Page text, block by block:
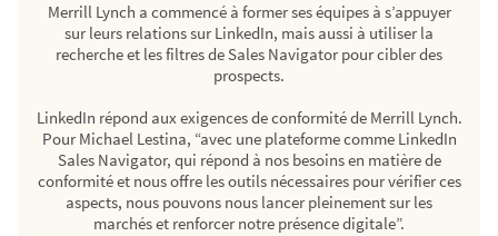
Merrill Lynch a commencé à former ses équipes à s’appuyer
sur leurs relations sur LinkedIn, mais aussi à utiliser la
recherche et les filtres de Sales Navigator pour cibler des
prospects.
LinkedIn répond aux exigences de conformité de Merrill Lynch.
Pour Michael Lestina, “avec une plateforme comme LinkedIn
Sales Navigator, qui répond à nos besoins en matière de
conformité et nous offre les outils nécessaires pour vérifier ces
aspects, nous pouvons nous lancer pleinement sur les
marchés et renforcer notre présence digitale”.